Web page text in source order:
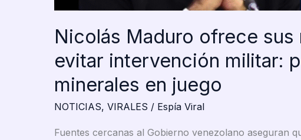
Nicolás Maduro ofrece sus
evitar intervención militar:
minerales en juego
NOTICIAS, VIRALES / Espía Viral
Fuentes cercanas al Gobierno venezolano aseguran